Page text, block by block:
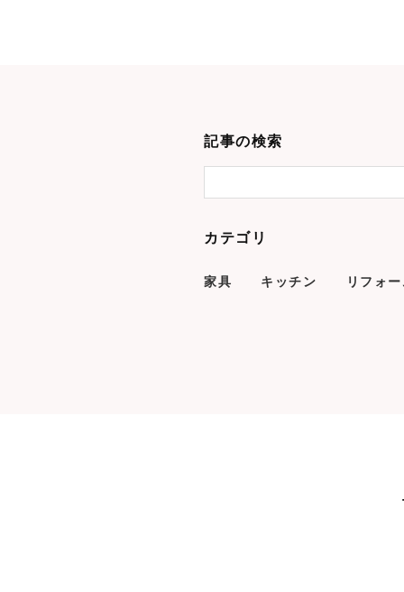
記事の検索
カテゴリ
家具 キッチン リフォ